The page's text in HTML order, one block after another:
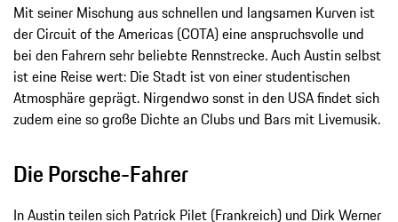
Mit seiner Mischung aus schnellen und langsamen Kurven ist
der Circuit of the Americas (COTA) eine anspruchsvolle und
bei den Fahrern sehr beliebte Rennstrecke. Auch Austin selbst
ist eine Reise wert: Die Stadt ist von einer studentischen
Atmosphäre geprägt. Nirgendwo sonst in den USA findet sich
zudem eine so große Dichte an Clubs und Bars mit Livemusik.
Die Porsche-­Fahrer
In Austin teilen sich Patrick Pilet (Frankreich) und Dirk Werner